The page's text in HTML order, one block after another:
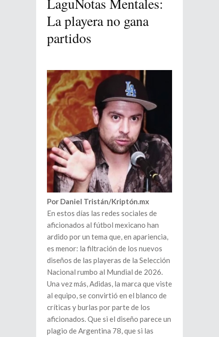
La playera no gana
partidos
Por Daniel Tristán/Kriptón.mx
En estos días las redes sociales de
aficionados al fútbol mexicano han
ardido por un tema que, en apariencia,
es menor: la filtración de los nuevos
diseños de las playeras de la Selección
Nacional rumbo al Mundial de 2026.
Una vez más, Adidas, la marca que viste
al equipo, se convirtió en el blanco de
críticas y burlas por parte de los
aficionados. Que si el diseño parece un
plagio de Argentina 78, que si las